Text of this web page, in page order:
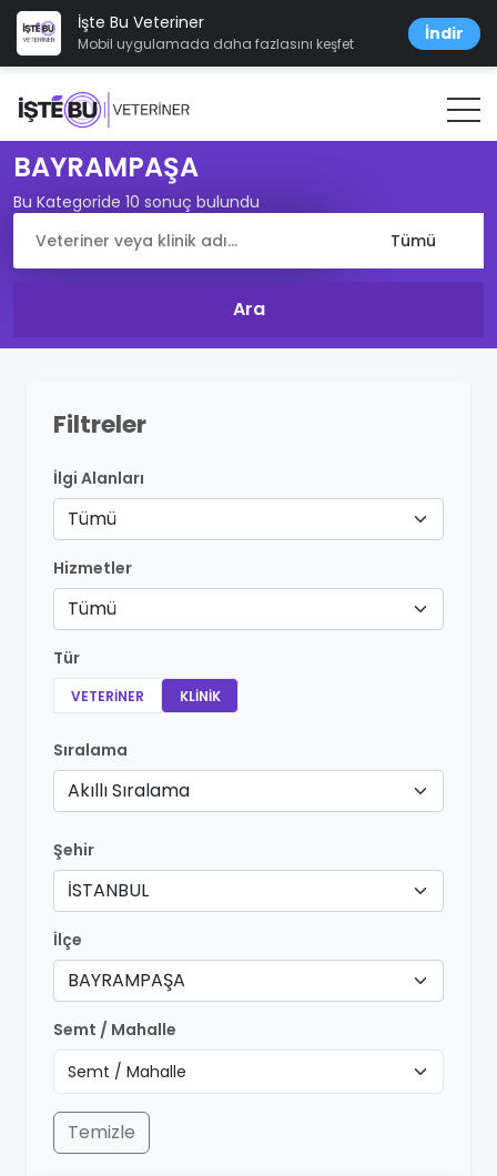
İşte Bu Veteriner
Mobil uygulamada daha fazlasını keşfet İndir
BAYRAMPAŞA
Bu Kategoride 10 sonuç bulundu
Filtreler
İlgi Alanları
Tümü
Hizmetler
Tümü
Tür
VETERINER KLINIK
Sıralama
Akıllı Sıralama
Şehir
İSTANBUL
İlçe
BAYRAMPAŞA
Semt / Mahalle
Temizle